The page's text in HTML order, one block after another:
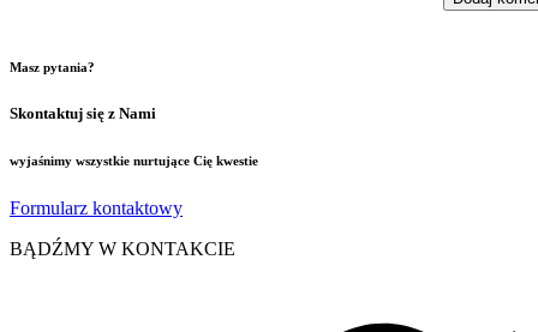
Masz pytania?
Skontaktuj się z Nami
wyjaśnimy wszystkie nurtujące Cię kwestie
Formularz kontaktowy
BĄDŹMY W KONTAKCIE